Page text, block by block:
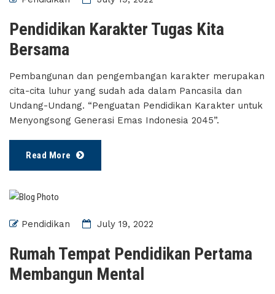
Pendidikan Karakter Tugas Kita
Bersama
Pembangunan dan pengembangan karakter merupakan
cita-cita luhur yang sudah ada dalam Pancasila dan
Undang-Undang. “Penguatan Pendidikan Karakter untuk
Menyongsong Generasi Emas Indonesia 2045”.
Read More
Pendidikan July 19, 2022
Rumah Tempat Pendidikan Pertama
Membangun Mental